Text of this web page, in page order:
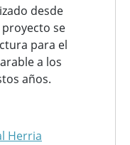
desde
se
para el
a los
años.
Herria